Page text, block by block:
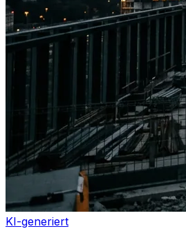
KI-generiert